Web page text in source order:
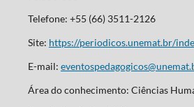
Telefone: +55 (66) 3511-2126
Site: https://periodicos.unemat.br/
E-mail:
Área do conhecimento: Ciências